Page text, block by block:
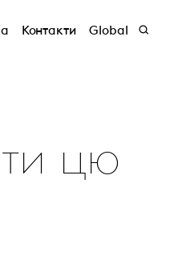
Контакти Global
цю